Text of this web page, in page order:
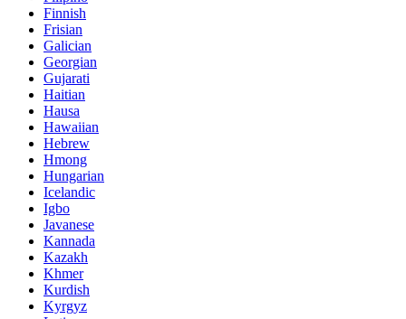
Finnish
Frisian
Galician
Georgian
Gujarati
Haitian
Hausa
Hawaiian
Hebrew
Hmong
Hungarian
Icelandic
Igbo
Javanese
Kannada
Kazakh
Khmer
Kurdish
Kyrgyz